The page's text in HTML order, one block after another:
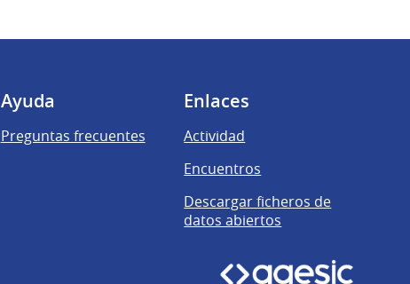
Ayuda
Preguntas frecuentes
Enlaces
Actividad
Encuentros
Descargar ficheros de
datos abiertos